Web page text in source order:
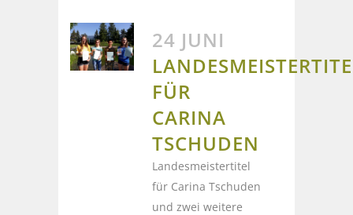
24 JUNI
FÜR
CARINA
TSCHUDEN
Landesmeistertitel
für Carina Tschuden
und zwei weitere